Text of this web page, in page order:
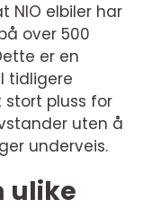
NIO elbiler har
over 500
er en
tidligere
stort pluss for
uten å
underveis.
ulike